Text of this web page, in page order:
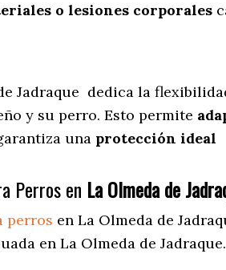
o lesiones corporales
Jadraque dedica la
y su perro. Esto permite
una protección ideal
Perros en La Olmeda de
perros en La Olmeda de
en La Olmeda de Jadraque.